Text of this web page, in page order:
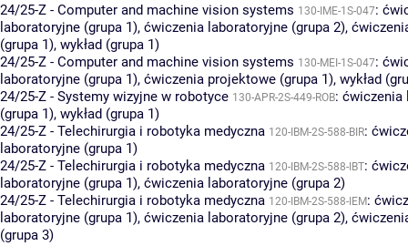
24/25-Z - Computer and machine vision systems 130-IME-1S-047:
laboratoryjne (grupa 1), ćwiczenia laboratoryjne (grupa 2),
(grupa 1), wykład (grupa 1)
24/25-Z - Computer and machine vision systems 130-MEI-1S-047:
laboratoryjne (grupa 1), ćwiczenia projektowe (grupa 1), wykład
24/25-Z - Systemy wizyjne w robotyce 130-APR-2S-449-ROB: ćwiczenia
(grupa 1), wykład (grupa 1)
24/25-Z - Telechirurgia i robotyka medyczna 120-IBM-2S-588-BIR:
laboratoryjne (grupa 1)
24/25-Z - Telechirurgia i robotyka medyczna 120-IBM-2S-588-IBT:
laboratoryjne (grupa 1), ćwiczenia laboratoryjne (grupa 2)
24/25-Z - Telechirurgia i robotyka medyczna 120-IBM-2S-588-IEM:
laboratoryjne (grupa 1), ćwiczenia laboratoryjne (grupa 2),
(grupa 3)